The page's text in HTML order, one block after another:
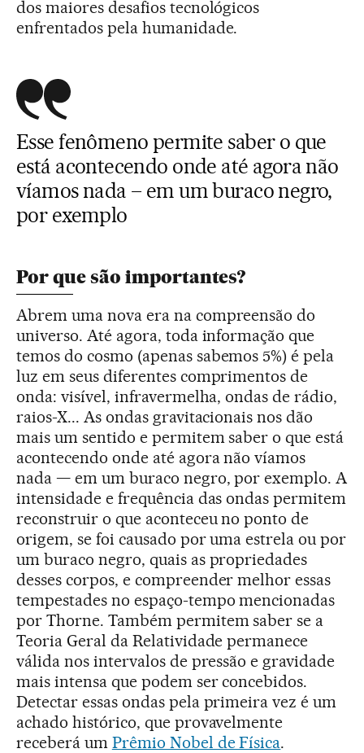
dos maiores desafios tecnológicos
enfrentados pela humanidade.
Esse fenômeno permite saber o que
está acontecendo onde até agora não
víamos nada – em um buraco negro,
por exemplo
Por que são importantes?
Abrem uma nova era na compreensão do
universo. Até agora, toda informação que
temos do cosmo (apenas sabemos 5%) é pela
luz em seus diferentes comprimentos de
onda: visível, infravermelha, ondas de rádio,
raios-X... As ondas gravitacionais nos dão
mais um sentido e permitem saber o que está
acontecendo onde até agora não víamos
nada — em um buraco negro, por exemplo. A
intensidade e frequência das ondas permitem
reconstruir o que aconteceu no ponto de
origem, se foi causado por uma estrela ou por
um buraco negro, quais as propriedades
desses corpos, e compreender melhor essas
tempestades no espaço-tempo mencionadas
por Thorne. Também permitem saber se a
Teoria Geral da Relatividade permanece
válida nos intervalos de pressão e gravidade
mais intensa que podem ser concebidos.
Detectar essas ondas pela primeira vez é um
achado histórico, que provavelmente
receberá um Prêmio Nobel de Física.